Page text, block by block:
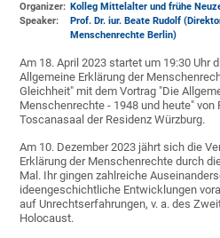
Organizer: Kolleg Mittelalter und frühe
Speaker:
Prof. Dr. iur. Beate Rudolf
Menschenrechte Berlin)
Am 18. April 2023 startet um 19:30 Uhr
Allgemeine Erklärung der
Gleichheit" mit dem Vortrag "Die
Menschenrechte - 1948 und heute" von
Toscanasaal der Residenz Würzburg.
Am 10. Dezember 2023 jährt sich die
Erklärung der Menschenrechte durch
Mal. Ihr gingen zahlreiche
ideengeschichtliche Entwicklungen
auf Unrechtserfahrungen, v. a. des
Holocaust.